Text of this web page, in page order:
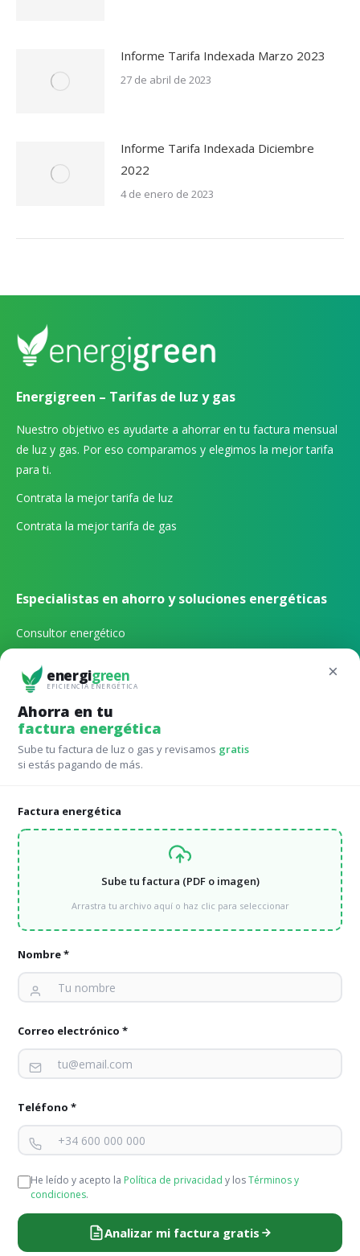
Informe Tarifa Indexada Marzo 2023
27 de abril de 2023
Informe Tarifa Indexada Diciembre
2022
4 de enero de 2023
Energigreen – Tarifas de luz y gas
Nuestro objetivo es ayudarte a ahorrar en tu factura mensual
de luz y gas. Por eso comparamos y elegimos la mejor tarifa
para ti.
Contrata la mejor tarifa de luz
Contrata la mejor tarifa de gas
Especialistas en ahorro y soluciones energéticas
Consultor energético
Gestión energética externa
Qué tarifa de luz contratar
Qué potencia de luz contratar
Calculadora autoconsumo online
Tarifas para Comunidades de vecinos
Avanza en eficiéncia energética comparando las mejores
tarifas
Tarifas de luz para comunidades de vecinos
Energía verde para comunidades de vecinos
Tarifas para hoteles e indústria
Tarifas de luz para hoteles
Energía verde para hoteles
Soluciones energéticas para industria
energigreen
EFICIENCIA ENERGÉTICA
Ahorra en tu
factura energética
Sube tu factura de luz o gas y revisamos gratis
si estás pagando de más.
×
Factura energética
Sube tu factura (PDF o imagen)
Arrastra tu archivo aquí o haz clic para seleccionar
Nombre *
Correo electrónico *
Teléfono *
He leído y acepto la Política de privacidad y losTérminos y
condiciones.
Analizar mi factura gratis